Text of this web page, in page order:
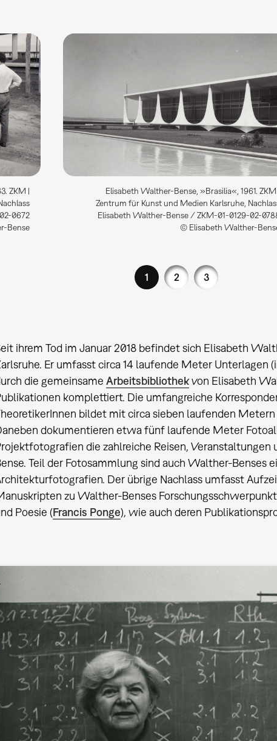
ZKM |
0672
Bense
Elisabeth Walther-Bense, »Brasilia«, 1961. ZKM
Zentrum für Kunst und Medien Karlsruhe,
Elisabeth Walther-Bense / ZKM-01-0129-02-
© Elisabeth Walther-
1 2 3
ihrem Tod im Januar 2018 befindet sich Elisabeth
Er umfasst circa 14 laufende Meter Unterlagen
die gemeinsame Arbeitsbibliothekvon Elisabeth
komplettiert. Die umfangreiche
bildet mit circa sieben laufenden Metern
dokumentieren etwa fünf laufende Meter
die zahlreiche Reisen,
Teil der Fotosammlung sind auch Walther-Benses
Der übrige Nachlass umfasst
zu Walther-Benses
Poesie (Francis Ponge), wie auch deren